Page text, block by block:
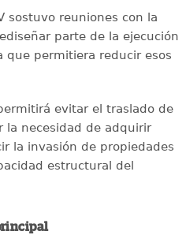
sostuvo reuniones con la
parte de la ejecución
permitiera reducir esos
evitar el traslado de
la necesidad de adquirir
la invasión de propiedades
estructural del